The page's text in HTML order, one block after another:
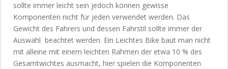
sollte immer leicht sein jedoch können gewisse
Komponenten nicht für jeden verwendet werden. Das
Gewicht des Fahrers und dessen Fahrstil sollte immer der
Auswahl beachtet werden. Ein Leichtes Bike baut man nicht
mit alleine mit einem leichten Rahmen der etwa 10 % des
Gesamtwichtes ausmacht, hier spielen die Komponenten